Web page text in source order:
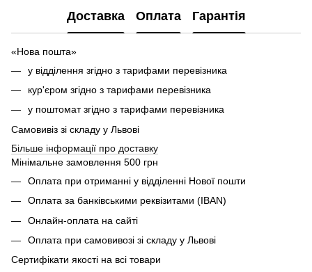
Доставка Оплата Гарантія
«Нова пошта»
у відділення згідно з тарифами перевізника
кур'єром згідно з тарифами перевізника
у поштомат згідно з тарифами перевізника
Самовивіз зі складу у Львові
Більше інформації про доставку
Мінімальне замовлення 500 грн
Оплата при отриманні у відділенні Нової пошти
Оплата за банківськими реквізитами (IBAN)
Онлайн-оплата на сайті
Оплата при самовивозі зі складу у Львові
Сертифікати якості на всі товари